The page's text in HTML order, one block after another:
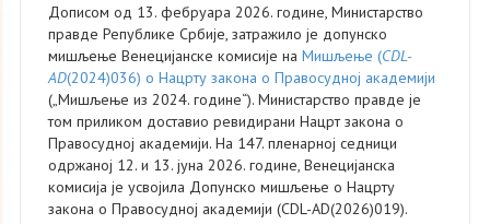
Дописом од 13. фебруара 2026. године, Министарство
правде Републике Србије, затражило је допунско
мишљење Венецијанске комисије наМишљење (CDL-
AD(2024)036) о Нацрту закона о Правосудној академији
(„Мишљење из 2024. године“). Министарство правде је
том приликом доставио ревидирани Нацрт закона о
Правосудној академији. На 147. пленарној седници
одржаној 12. и 13. јуна 2026. године, Венецијанска
комисија је усвојила Допунско мишљење о Нацрту
закона о Правосудној академији (CDL-AD(2026)019).